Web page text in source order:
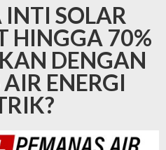
SOLAR
HINGGA 70%
DENGAN
ENERGI